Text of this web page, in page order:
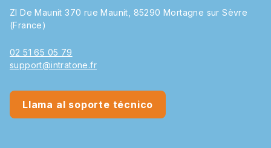
ZI De Maunit 370 rue Maunit, 85290 Mortagne sur Sèvre
(France)
02 51 65 05 79
support@intratone.fr
Llama al soporte técnico